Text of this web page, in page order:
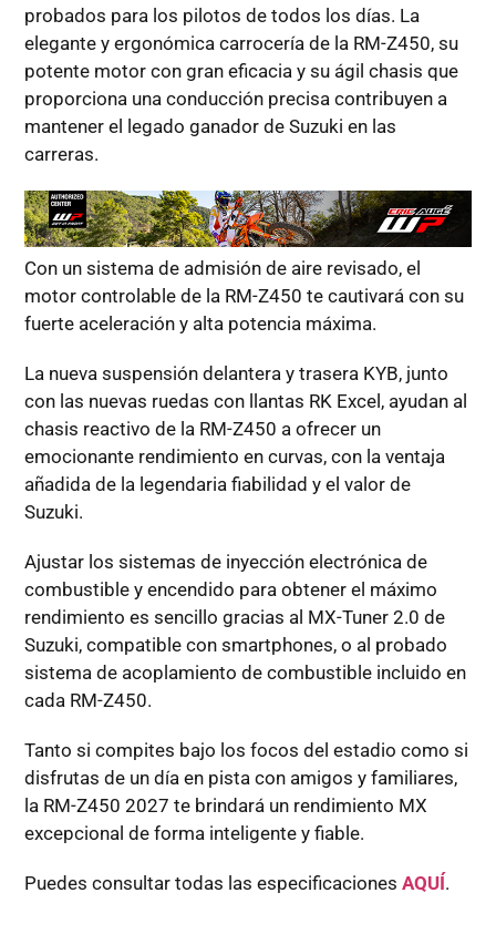
probados para los pilotos de todos los días. La
elegante y ergonómica carrocería de la RM-Z450, su
potente motor con gran eficacia y su ágil chasis que
proporciona una conducción precisa contribuyen a
mantener el legado ganador de Suzuki en las
carreras.
Con un sistema de admisión de aire revisado, el
motor controlable de la RM-Z450 te cautivará con su
fuerte aceleración y alta potencia máxima.
La nueva suspensión delantera y trasera KYB, junto
con las nuevas ruedas con llantas RK Excel, ayudan al
chasis reactivo de la RM-Z450 a ofrecer un
emocionante rendimiento en curvas, con la ventaja
añadida de la legendaria fiabilidad y el valor de
Suzuki.
Ajustar los sistemas de inyección electrónica de
combustible y encendido para obtener el máximo
rendimiento es sencillo gracias al MX-Tuner 2.0 de
Suzuki, compatible con smartphones, o al probado
sistema de acoplamiento de combustible incluido en
cada RM-Z450.
Tanto si compites bajo los focos del estadio como si
disfrutas de un día en pista con amigos y familiares,
la RM-Z450 2027 te brindará un rendimiento MX
excepcional de forma inteligente y fiable.
Puedes consultar todas las especificaciones AQUÍ.